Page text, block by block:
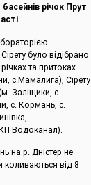
річок Прут
було відібрано
та притоках
с.Мамалига), Сірету
Заліщики, с.
с. Кормань, с.
Водоканал).
на р. Дністер не
коливаються від 8